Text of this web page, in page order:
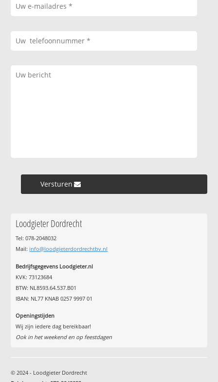
Versturen »
Loodgieter Dordrecht
Tel: 078-2048032
Mail: info@loodgieterdordrechtbv.nl
Bedrijfsgegevens Loodgieter.nl
KVK: 73123684
BTW: NL8593.64.537.B01
IBAN: NL77 KNAB 0257 9997 01
Openingstijden
Wij zijn iedere dag bereikbaar!
Ook in het weekend en op feestdagen
© 2024 - Loodgieter Dordrecht